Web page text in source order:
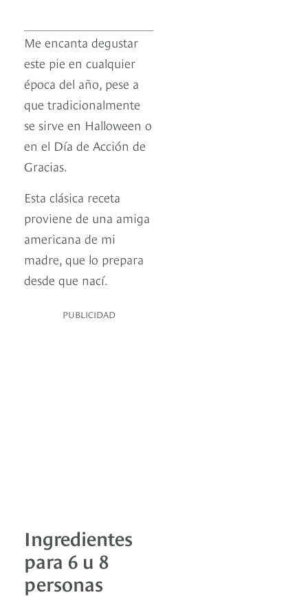
Me encanta degustar
este pie en cualquier
época del año, pese a
que tradicionalmente
se sirve en Halloween o
en el Día de Acción de
Gracias.
Esta clásica receta
proviene de una amiga
americana de mi
madre, que lo prepara
desde que nací.
PUBLICIDAD
Ingredientes
para 6 u 8
personas